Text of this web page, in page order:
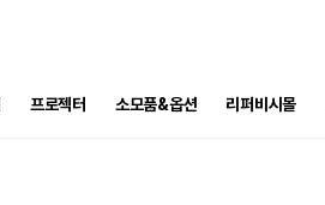
프로젝터 소모품&옵션 리퍼비시몰